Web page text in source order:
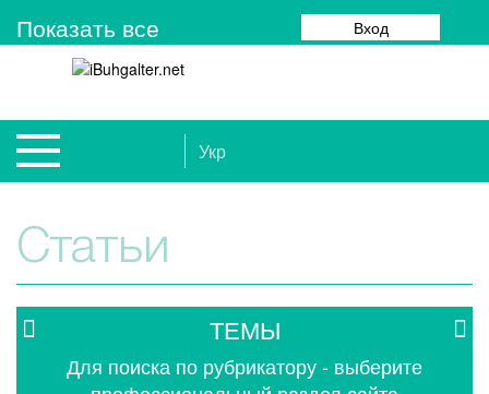
Показать все Вход
Укр
Статьи
ТЕМЫ
Для поиска по рубрикатору - выберите